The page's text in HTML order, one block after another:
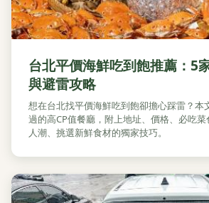
台北平價海鮮吃到飽推薦：5
與避雷攻略
想在台北找平價海鮮吃到飽卻擔心踩雷？本
過的高CP值餐廳，附上地址、價格、必吃
人潮、挑選新鮮食材的獨家技巧。